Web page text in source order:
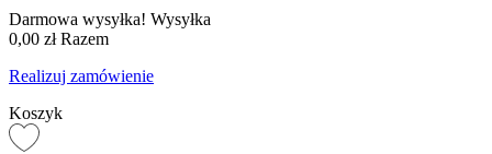
Darmowa wysyłka! Wysyłka
0,00 zł Razem
Realizuj zamówienie
Koszyk